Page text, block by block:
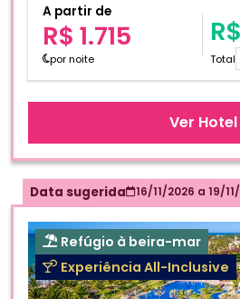
A partir de
R$ 1.715
por noite Total
Ver Hotel
Data sugerida 16/11/2026 a 19/
Refúgio à beira-mar
Experiência All-Inclusive